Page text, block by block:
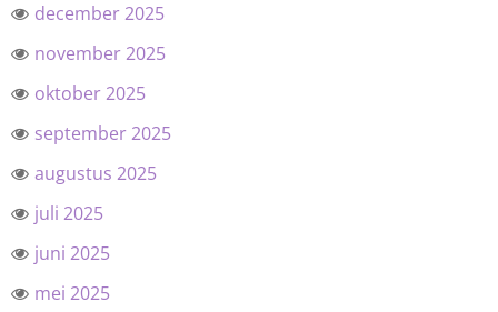
december 2025
november 2025
oktober 2025
september 2025
augustus 2025
juli 2025
juni 2025
mei 2025